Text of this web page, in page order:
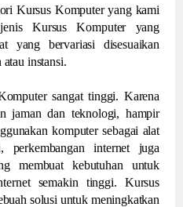
Kursus Komputer yang kami
Kursus Komputer yang
yang bervariasi disesuaikan
atau instansi.
sangat tinggi. Karena
jaman dan teknologi, hampir
komputer sebagai alat
perkembangan internet juga
membuat kebutuhan untuk
semakin tinggi. Kursus
solusi untuk meningkatkan